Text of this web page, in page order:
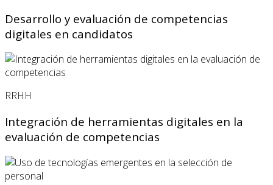
Desarrollo y evaluación de competencias
digitales en candidatos
RRHH
Integración de herramientas digitales en la
evaluación de competencias